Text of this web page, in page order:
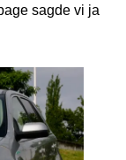
sagde vi ja